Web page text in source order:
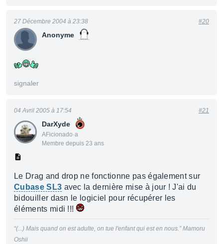
Anonyme
27 Décembre 2004 à 23:38 #20
signaler
DarXyde
AFicionado·a
Membre depuis 23 ans
04 Avril 2005 à 17:54 #21
Le Drag and drop ne fonctionne pas également sur
Cubase SL3 avec la dernière mise à jour ! J'ai du
bidouiller dasn le logiciel pour récupérer les
éléments midi !!!
“(...) Mais quand on est adulte, on tue l'enfant qui est en nous.”Mamoru
Oshii